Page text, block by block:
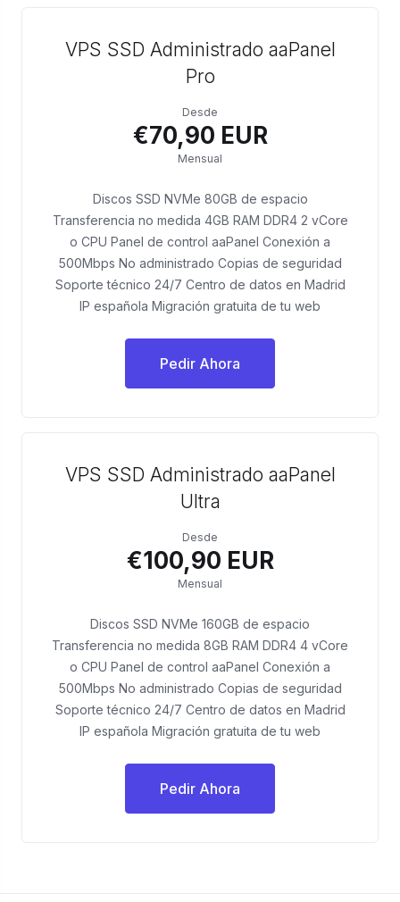
VPS SSD Administrado aaPanel
Pro
Desde
€70,90 EUR
Mensual
Discos SSD NVMe 80GB de espacio
Transferencia no medida 4GB RAM DDR4 2 vCore
o CPU Panel de control aaPanel Conexión a
500Mbps No administrado Copias de seguridad
Soporte técnico 24/7 Centro de datos en Madrid
IP española Migración gratuita de tu web
Pedir Ahora
VPS SSD Administrado aaPanel
Ultra
Desde
€100,90 EUR
Mensual
Discos SSD NVMe 160GB de espacio
Transferencia no medida 8GB RAM DDR4 4 vCore
o CPU Panel de control aaPanel Conexión a
500Mbps No administrado Copias de seguridad
Soporte técnico 24/7 Centro de datos en Madrid
IP española Migración gratuita de tu web
Pedir Ahora